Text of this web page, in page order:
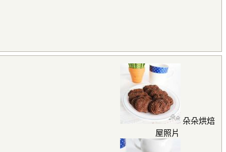
朵朵烘焙
屋照片